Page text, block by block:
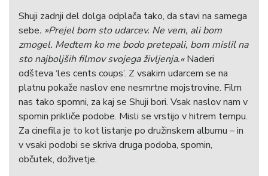
Shuji zadnji del dolga odplača tako, da stavi na samega
sebe. »Prejel bom sto udarcev. Ne vem, ali bom
zmogel. Medtem ko me bodo pretepali, bom mislil na
sto najboljših filmov svojega življenja.«Naderi
odšteva ‘les cents coups’. Z vsakim udarcem se na
platnu pokaže naslov ene nesmrtne mojstrovine. Film
nas tako spomni, za kaj se Shuji bori. Vsak naslov nam v
spomin prikliče podobe. Misli se vrstijo v hitrem tempu.
Za cinefila je to kot listanje po družinskem albumu – in
v vsaki podobi se skriva druga podoba, spomin,
občutek, doživetje.